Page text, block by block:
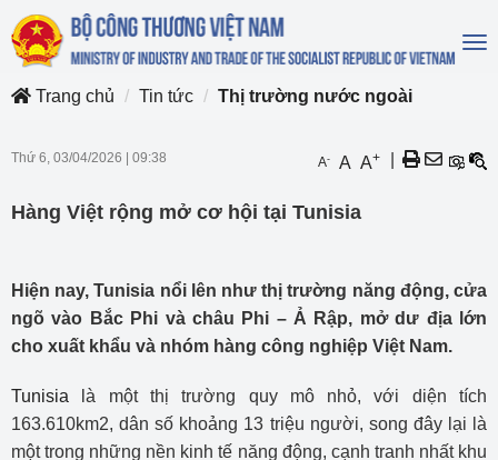
Trang chủ
Tin tức Thị trường nước ngoài
Thứ 6, 03/04/2026 09:38 A- A A+
Hàng Việt rộng mở cơ hội tại Tunisia
Hiện nay, Tunisia nổi lên như thị trường năng động, cửa
ngõ vào Bắc Phi và châu Phi – Ả Rập, mở dư địa lớn
cho xuất khẩu và nhóm hàng công nghiệp Việt Nam.
Tunisia là một thị trường quy mô nhỏ, với diện tích
163.610km2, dân số khoảng 13 triệu người, song đây lại là
một trong những nền kinh tế năng động, cạnh tranh nhất khu